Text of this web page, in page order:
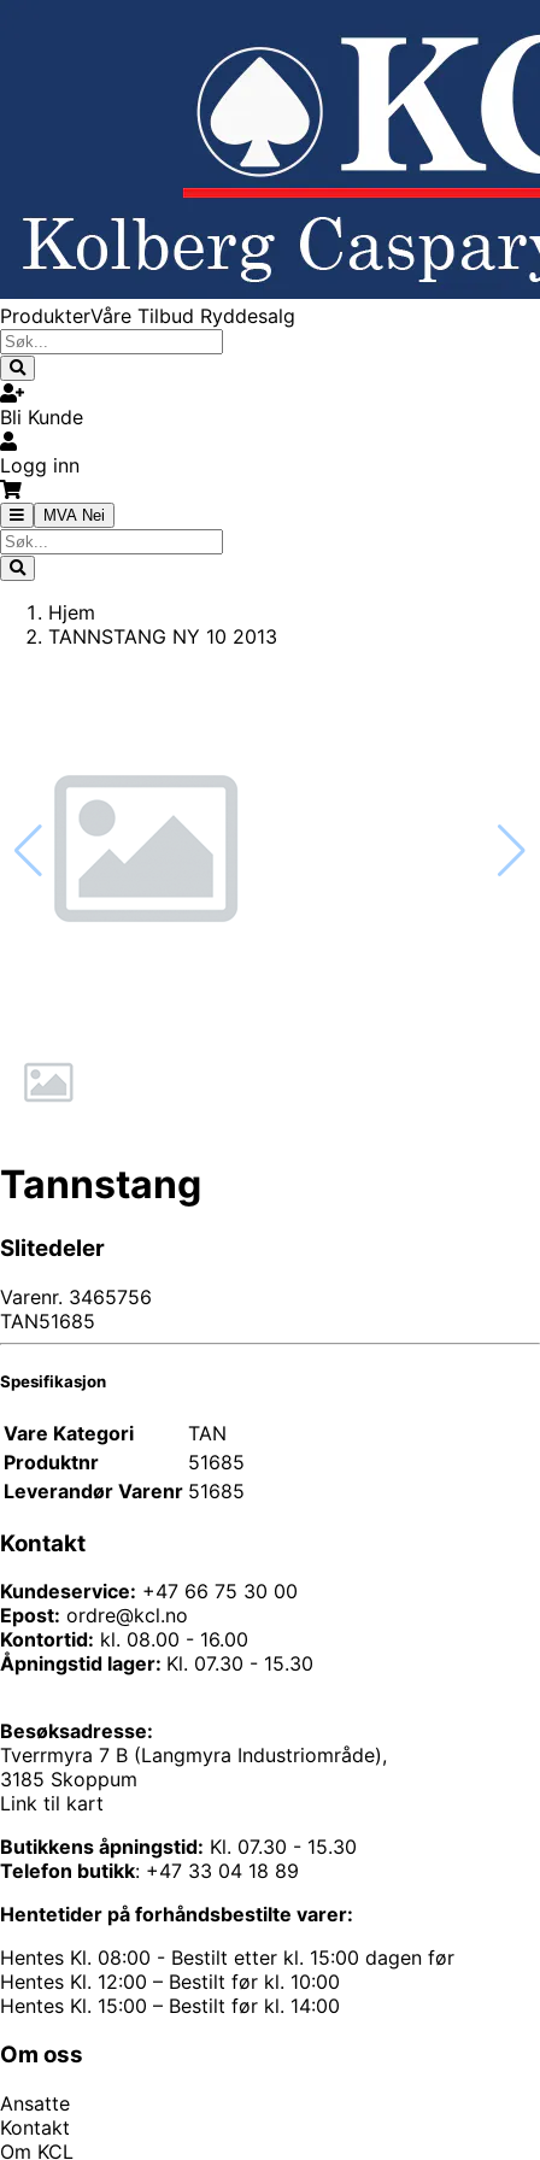
ProdukterVåre Tilbud Ryddesalg
Bli Kunde
Logg inn
MVA Nei
Hjem
TANNSTANG NY 10 2013
Tannstang
Slitedeler
Varenr. 3465756
TAN51685
Spesifikasjon
Vare Kategori
TAN
Produktnr
51685
Leverandør Varenr 51685
Kontakt
Kundeservice: +47 66 75 30 00
Epost: ordre@kcl.no
Kontortid: kl. 08.00 - 16.00
Åpningstid lager: Kl. 07.30 - 15.30
Besøksadresse:
Tverrmyra 7 B (Langmyra Industriområde),
3185 Skoppum
Link til kart
Butikkens åpningstid: Kl. 07.30 - 15.30
Telefon butikk: +47 33 04 18 89
Hentetider på forhåndsbestilte varer:
Hentes Kl. 08:00 - Bestilt etter kl. 15:00 dagen før
Hentes Kl. 12:00 – Bestilt før kl. 10:00
Hentes Kl. 15:00 – Bestilt før kl. 14:00
Om oss
Ansatte
Kontakt
Om KCL